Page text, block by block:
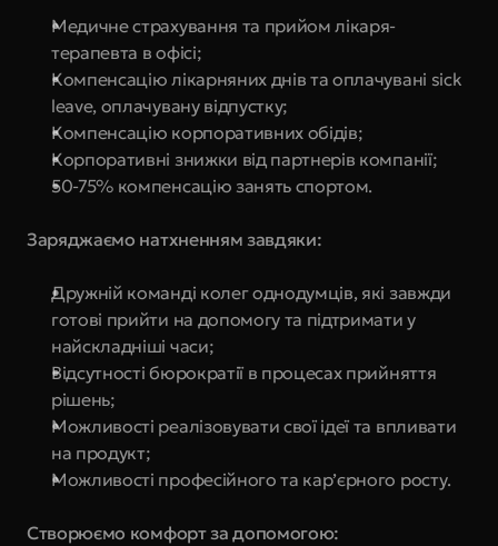
Медичне страхування та прийом лікаря-
терапевта в офісі;
Компенсацію лікарняних днів та оплачувані sick
leave, оплачувану відпустку;
Компенсацію корпоративних обідів;
Корпоративні знижки від партнерів компанії;
50-75% компенсацію занять спортом.
Заряджаємо натхненням завдяки:
Дружній команді колег однодумців, які завжди
готові прийти на допомогу та підтримати у
найскладніші часи;
Відсутності бюрократії в процесах прийняття
рішень;
Можливості реалізовувати свої ідеї та впливати
на продукт;
Можливості професійного та кар’єрного росту.
Створюємо комфорт за допомогою: